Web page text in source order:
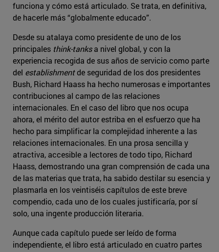
funciona y cómo está articulado. Se trata, en definitiva,
de hacerle más “globalmente educado”.
Desde su atalaya como presidente de uno de los
principales think-tanksa nivel global, y con la
experiencia recogida de sus años de servicio como parte
del establishmentde seguridad de los dos presidentes
Bush, Richard Haass ha hecho numerosas e importantes
contribuciones al campo de las relaciones
internacionales. En el caso del libro que nos ocupa
ahora, el mérito del autor estriba en el esfuerzo que ha
hecho para simplificar la complejidad inherente a las
relaciones internacionales. En una prosa sencilla y
atractiva, accesible a lectores de todo tipo, Richard
Haass, demostrando una gran comprensión de cada una
de las materias que trata, ha sabido destilar su esencia y
plasmarla en los veintiséis capítulos de este breve
compendio, cada uno de los cuales justificaría, por sí
solo, una ingente producción literaria.
Aunque cada capítulo puede ser leído de forma
independiente, el libro está articulado en cuatro partes